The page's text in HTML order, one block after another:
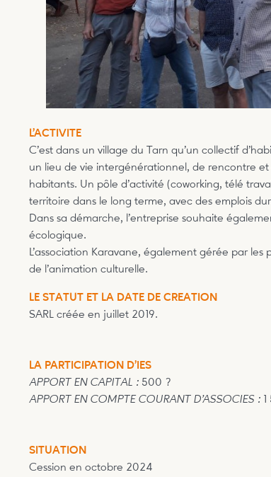
L’ACTIVITE
C’est dans un village du Tarn qu’un collectif
un lieu de vie intergénérationnel, de rencontre
habitants. Un pôle d’activité (coworking, télé
territoire dans le long terme, avec des emplois
Dans sa démarche, l’entreprise souhaite
écologique.
L’association Karavane, également gérée par
de l’animation culturelle.
LE STATUT ET LA DATE DE CREATION
SARL créée en juillet 2019.
LA PARTICIPATION D’IES
APPORT EN CAPITAL : 500 ?
APPORT EN COMPTE COURANT D’ASSOCIES :
SITUATION
Cession en octobre 2024